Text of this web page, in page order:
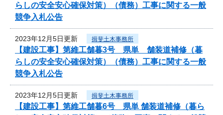
らしの安全安心確保対策）（債務）工事に関する一般
競争入札公告
2023年12月5日更新 揖斐土木事務所
【建設工事】第維工舗暮3号 県単 舗装道補修（暮
らしの安全安心確保対策）（債務）工事に関する一般
競争入札公告
2023年12月5日更新 揖斐土木事務所
【建設工事】第維工舗暮6号 県単 舗装道補修（暮ら